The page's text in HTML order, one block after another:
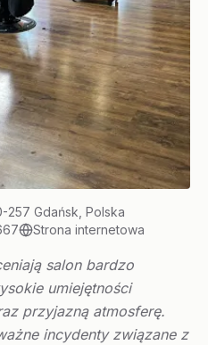
257 Gdańsk, Polska
Strona internetowa
salon bardzo
umiejętności
przyjazną atmosferę.
incydenty związane z